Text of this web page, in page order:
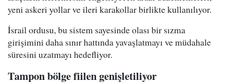
yeni askeri yollar ve ileri karakollar birlikte kullanılıyor.
İsrail ordusu, bu sistem sayesinde olası bir sızma
girişimini daha sınır hattında yavaşlatmayı ve müdahale
süresini uzatmayı hedefliyor.
Tampon bölge fiilen genişletiliyor